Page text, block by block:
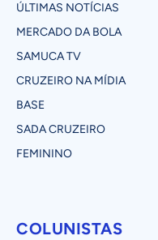
ÚLTIMAS NOTÍCIAS
MERCADO DA BOLA
SAMUCA TV
CRUZEIRO NA MÍDIA
BASE
SADA CRUZEIRO
FEMININO
COLUNISTAS